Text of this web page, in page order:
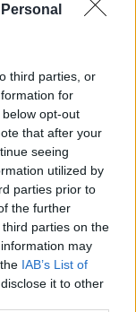
third parties, or
for
opt-out
that after your
seeing
utilized by
parties prior to
the further
parties on the
may
IAB’s List of
it to other
07/2018alle12:11:08
è a conoscenza,
di un motore
ma prima di